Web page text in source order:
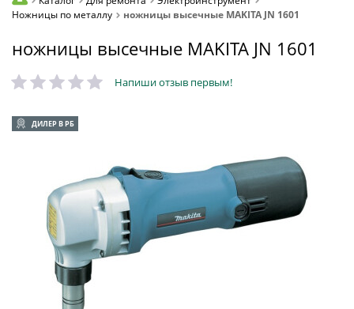
Ножницы по металлу
ножницы высечные MAKITA JN 1601
ножницы высечные MAKITA JN 1601
Напиши отзыв первым!
ДИЛЕР В РБ